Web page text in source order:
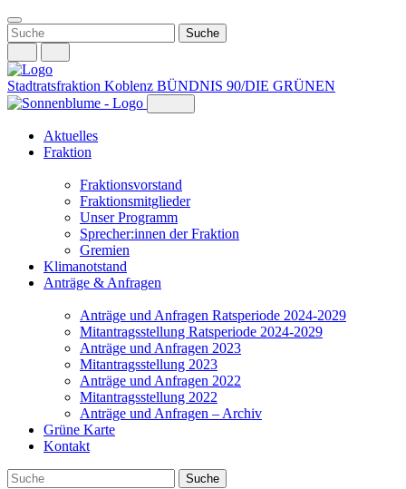
Weiter
zum
Inhalt
Stadtratsfraktion Koblenz BÜNDNIS 90/DIE GRÜNEN
Aktuelles
Fraktion
Fraktionsvorstand
Fraktionsmitglieder
Unser Programm
Sprecher:innen der Fraktion
Gremien
Klimanotstand
Anträge & Anfragen
Anträge und Anfragen Ratsperiode 2024-2029
Mitantragsstellung Ratsperiode 2024-2029
Anträge und Anfragen 2023
Mitantragsstellung 2023
Anträge und Anfragen 2022
Mitantragsstellung 2022
Anträge und Anfragen – Archiv
Grüne Karte
Kontakt